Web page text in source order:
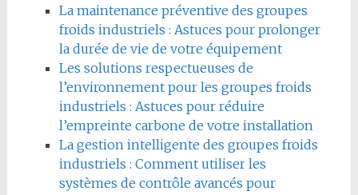
La maintenance préventive des groupes
froids industriels : Astuces pour prolonger
la durée de vie de votre équipement
Les solutions respectueuses de
l’environnement pour les groupes froids
industriels : Astuces pour réduire
l’empreinte carbone de votre installation
La gestion intelligente des groupes froids
industriels : Comment utiliser les
systèmes de contrôle avancés pour